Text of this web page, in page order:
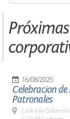
16/08/2025
Celebracion de
Patronales
Ledrada